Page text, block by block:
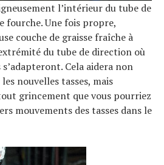
l’intérieur du tube de
fourche. Une fois propre,
couche de graisse fraîche à
du tube de direction où
Cela aidera non
nouvelles tasses, mais
grincement que vous pourriez
mouvements des tasses dans le